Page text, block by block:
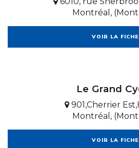
Montréal,
VOIR LA FICHE
Le Grand
901,Cherrier
Montréal,
VOIR LA FICHE